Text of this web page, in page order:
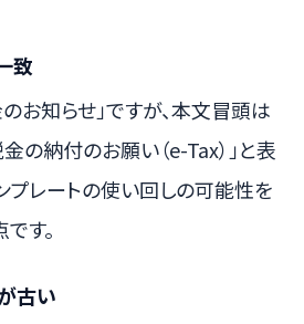
致
お知らせ」ですが、本文冒頭は
の納付のお願い（e-Tax）」と表
プレートの使い回しの可能性を
す。
古い